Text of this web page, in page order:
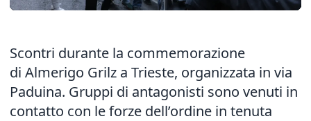
Scontri durante la commemorazione
di Almerigo Grilz a Trieste, organizzata in via
Paduina. Gruppi di antagonisti sono venuti in
contatto con le forze dell’ordine in tenuta